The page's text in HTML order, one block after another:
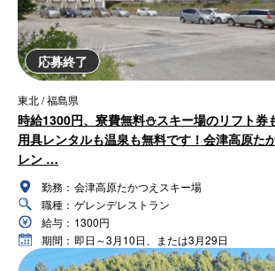
応募終了
東北 / 福島県
時給1300円、寮費無料⛄スキー場のリフト券
用具レンタルも温泉も無料です！会津高原た
レン …
勤務： 会津高原たかつえスキー場
職種： ゲレンデレストラン
給与： 1300円
期間： 即日～3月10日、または3月29日